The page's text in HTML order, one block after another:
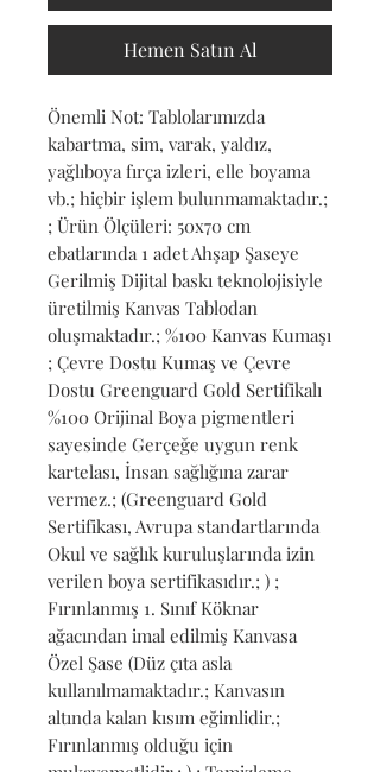
Hemen Satın Al
Önemli Not: Tablolarımızda
kabartma, sim, varak, yaldız,
yağlıboya fırça izleri, elle boyama
vb.; hiçbir işlem bulunmamaktadır.;
; Ürün Ölçüleri: 50x70 cm
ebatlarında 1 adet Ahşap Şaseye
Gerilmiş Dijital baskı teknolojisiyle
üretilmiş Kanvas Tablodan
oluşmaktadır.; %100 Kanvas Kumaşı
; Çevre Dostu Kumaş ve Çevre
Dostu Greenguard Gold Sertifikalı
%100 Orijinal Boya pigmentleri
sayesinde Gerçeğe uygun renk
kartelası, İnsan sağlığına zarar
vermez.; (Greenguard Gold
Sertifikası, Avrupa standartlarında
Okul ve sağlık kuruluşlarında izin
verilen boya sertifikasıdır.; ) ;
Fırınlanmış 1. Sınıf Köknar
ağacından imal edilmiş Kanvasa
Özel Şase (Düz çıta asla
kullanılmamaktadır.; Kanvasın
altında kalan kısım eğimlidir.;
Fırınlanmış olduğu için